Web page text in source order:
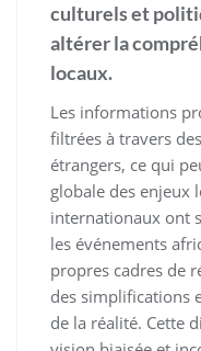
culturels et
altérer la
locaux.
Les informations
filtrées à travers
étrangers, ce qui
globale des enjeux
internationaux ont
les événements
propres cadres de
des simplifications
de la réalité. Cette